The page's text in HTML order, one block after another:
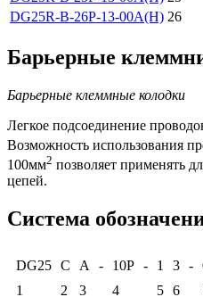
DG25R-B-26P-13-00A(H) 26
Барьерные
Барьерные клеммные колодки
Легкое подсоединение
Возможность использования
100мм2 позволяет применять
цепей.
Система
DG25 C A - 10P - 1 3 -
1
2 3 4 5 6